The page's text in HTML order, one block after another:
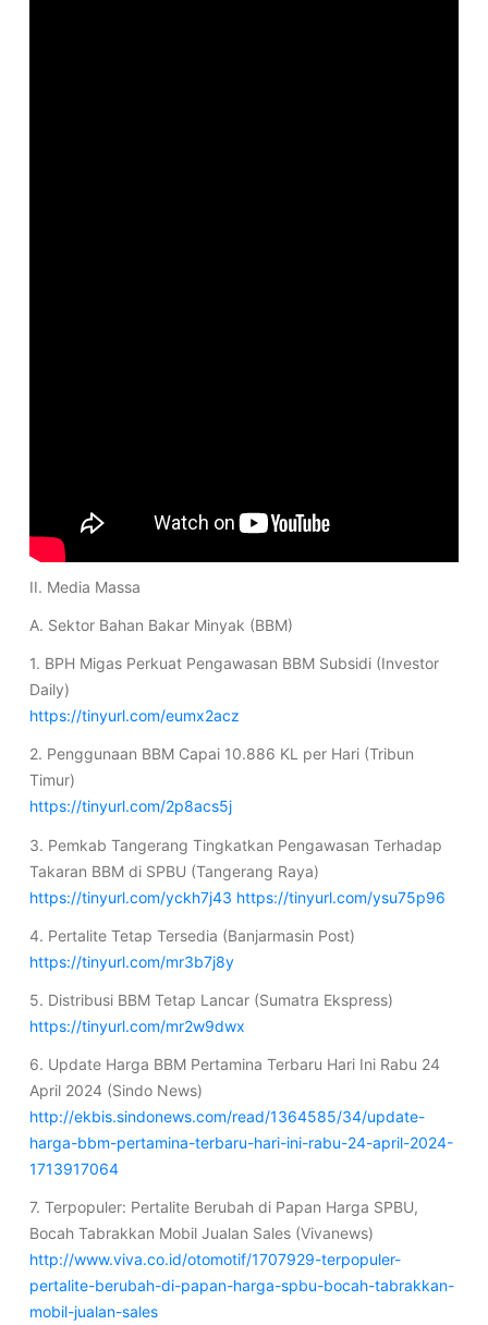
II. Media Massa
A. Sektor Bahan Bakar Minyak (BBM)
1. BPH Migas Perkuat Pengawasan BBM Subsidi (Investor
Daily)
https://tinyurl.com/eumx2acz
2. Penggunaan BBM Capai 10.886 KL per Hari (Tribun
Timur)
https://tinyurl.com/2p8acs5j
3. Pemkab Tangerang Tingkatkan Pengawasan Terhadap
Takaran BBM di SPBU (Tangerang Raya)
https://tinyurl.com/yckh7j43 https://tinyurl.com/ysu75p96
4. Pertalite Tetap Tersedia (Banjarmasin Post)
https://tinyurl.com/mr3b7j8y
5. Distribusi BBM Tetap Lancar (Sumatra Ekspress)
https://tinyurl.com/mr2w9dwx
6. Update Harga BBM Pertamina Terbaru Hari Ini Rabu 24
April 2024 (Sindo News)
http://ekbis.sindonews.com/read/1364585/34/update-
harga-bbm-pertamina-terbaru-hari-ini-rabu-24-april-2024-
1713917064
7. Terpopuler: Pertalite Berubah di Papan Harga SPBU,
Bocah Tabrakkan Mobil Jualan Sales (Vivanews)
http://www.viva.co.id/otomotif/1707929-terpopuler-
pertalite-berubah-di-papan-harga-spbu-bocah-tabrakkan-
mobil-jualan-sales